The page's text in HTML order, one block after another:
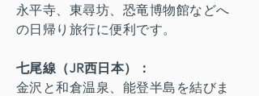
永平寺、東尋坊、恐竜博物館などへ
の日帰り旅行に便利です。
七尾線（JR西日本）：
金沢と和倉温泉、能登半島を結びま